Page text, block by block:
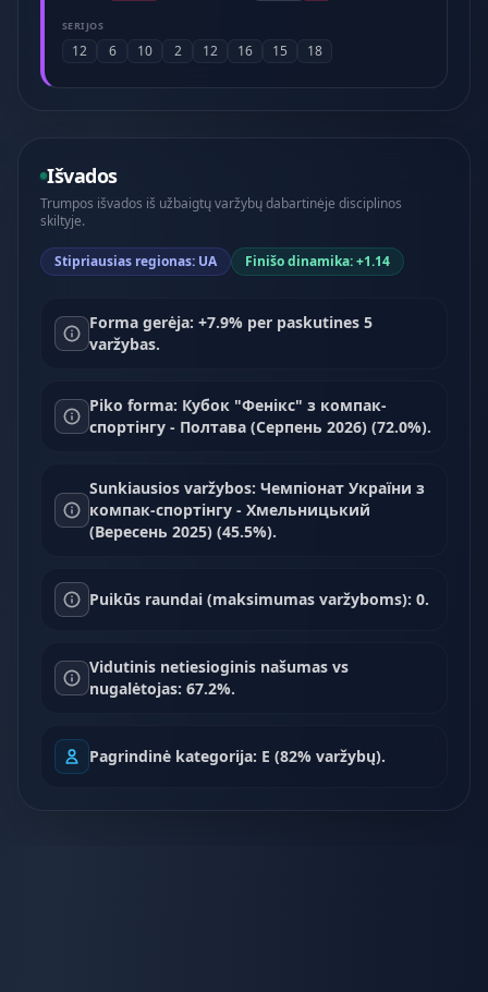
SERIJOS
12 6 10 2 12 16 15 18
Išvados
Trumpos išvados iš užbaigtų varžybų dabartinėje disciplinos
skiltyje.
Stipriausias regionas: UA Finišo dinamika: +1.14
Forma gerėja: +7.9% per paskutines 5
varžybas.
Piko forma: Кубок "Фенікс" з компак-
спортінгу - Полтава (Серпень 2026) (72.0%).
Sunkiausios varžybos: Чемпіонат України з
компак-спортінгу - Хмельницький
(Вересень 2025) (45.5%).
Puikūs raundai (maksimumas varžyboms): 0.
Vidutinis netiesioginis našumas vs
nugalėtojas: 67.2%.
Pagrindinė kategorija: E (82% varžybų).